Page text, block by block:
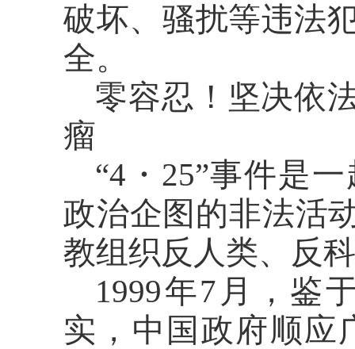
破坏、骚扰等违法
全。
零容忍！坚决依
瘤
“4・25”事件是
政治企图的非法活
教组织反人类、反
1999年7月，鉴
实，中国政府顺应